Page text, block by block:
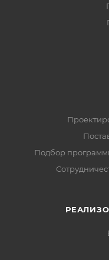
Подбор